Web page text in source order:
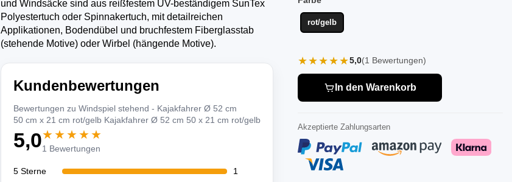
und Windsäcke sind aus reißfestem UV-beständigem SunTex
Polyestertuch oder Spinnakertuch, mit detailreichen
Applikationen, Bodendübel und bruchfestem Fiberglasstab
(stehende Motive) oder Wirbel (hängende Motive).
Kundenbewertungen
Bewertungen zu Windspiel stehend - Kajakfahrer Ø 52 cm
50 cm x 21 cm rot/gelb Kajakfahrer Ø 52 cm 50 x 21 cm rot/gelb
5,0★★★★★
1 Bewertungen
5 Sterne
1
rot/gelb
★★★★★5,0(1 Bewertungen)
In den Warenkorb
Akzeptierte Zahlungsarten